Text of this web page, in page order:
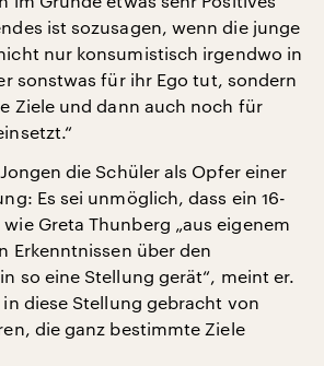
ist sozusagen, wenn die junge
nur konsumistisch irgendwo in
sonstwas für ihr Ego tut, sondern
Ziele und dann auch noch für
die Schüler als Opfer einer
Es sei unmöglich, dass ein 16-
Greta Thunberg „aus eigenem
Erkenntnissen über den
so eine Stellung gerät“, meint er.
in diese Stellung gebracht von
die ganz bestimmte Ziele